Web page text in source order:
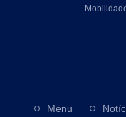
Menu